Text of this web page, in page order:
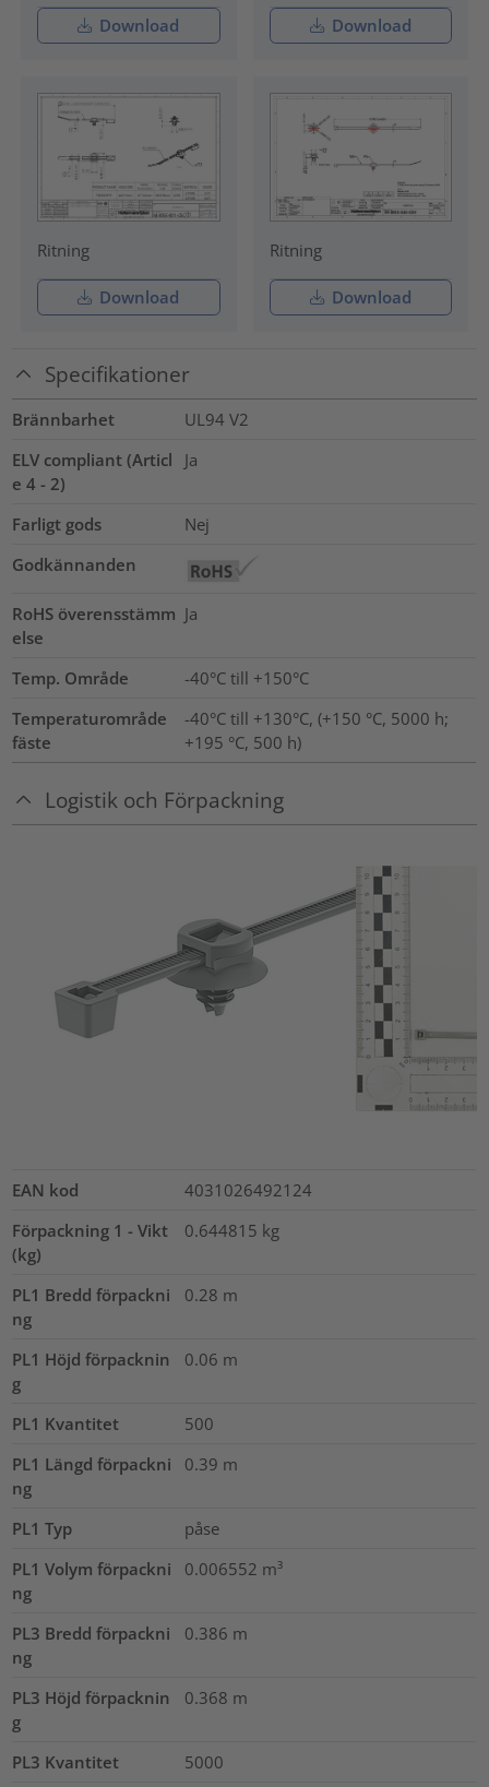
Download Download
Ritning
Download
Ritning
Download
Specifikationer
Brännbarhet
UL94 V2
ELV compliant (Articl
e 4 - 2)
Ja
Farligt gods
Nej
Godkännanden
RoHS överensstämm
else
Ja
Temp. Område
-40°C till +150°C
Temperaturområde
fäste
-40°C till +130°C, (+150 °C, 5000 h;
+195 °C, 500 h)
Logistik och Förpackning
EAN kod
4031026492124
Förpackning 1 - Vikt
(kg)
0.644815 kg
PL1 Bredd förpackni
ng
0.28 m
PL1 Höjd förpacknin
g
0.06 m
PL1 Kvantitet
500
PL1 Längd förpackni
ng
0.39 m
PL1 Typ
påse
PL1 Volym förpackni
ng
0.006552 m³
PL3 Bredd förpackni
ng
0.386 m
PL3 Höjd förpacknin
g
0.368 m
PL3 Kvantitet 5000